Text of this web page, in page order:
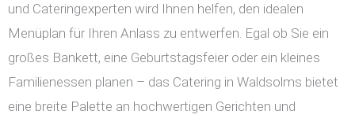
und Cateringexperten wird Ihnen helfen, den idealen
Menüplan für Ihren Anlass zu entwerfen. Egal ob Sie ein
großes Bankett, eine Geburtstagsfeier oder ein kleines
Familienessen planen – das Catering in Waldsolms bietet
eine breite Palette an hochwertigen Gerichten und